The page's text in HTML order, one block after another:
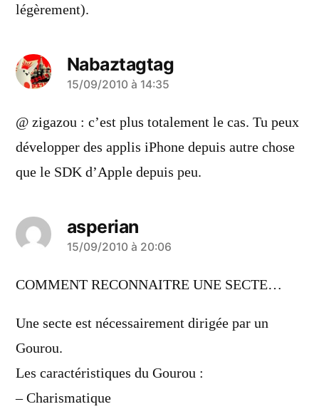
légèrement).
Nabaztagtag
a
dit :
15/09/2010 à 14:35
@ zigazou : c’est plus totalement le cas. Tu peux
développer des applis iPhone depuis autre chose
que le SDK d’Apple depuis peu.
asperian
a
dit :
15/09/2010 à 20:06
COMMENT RECONNAITRE UNE SECTE…
Une secte est nécessairement dirigée par un
Gourou.
Les caractéristiques du Gourou :
– Charismatique